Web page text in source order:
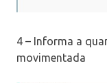
4 – Informa a
movimentada